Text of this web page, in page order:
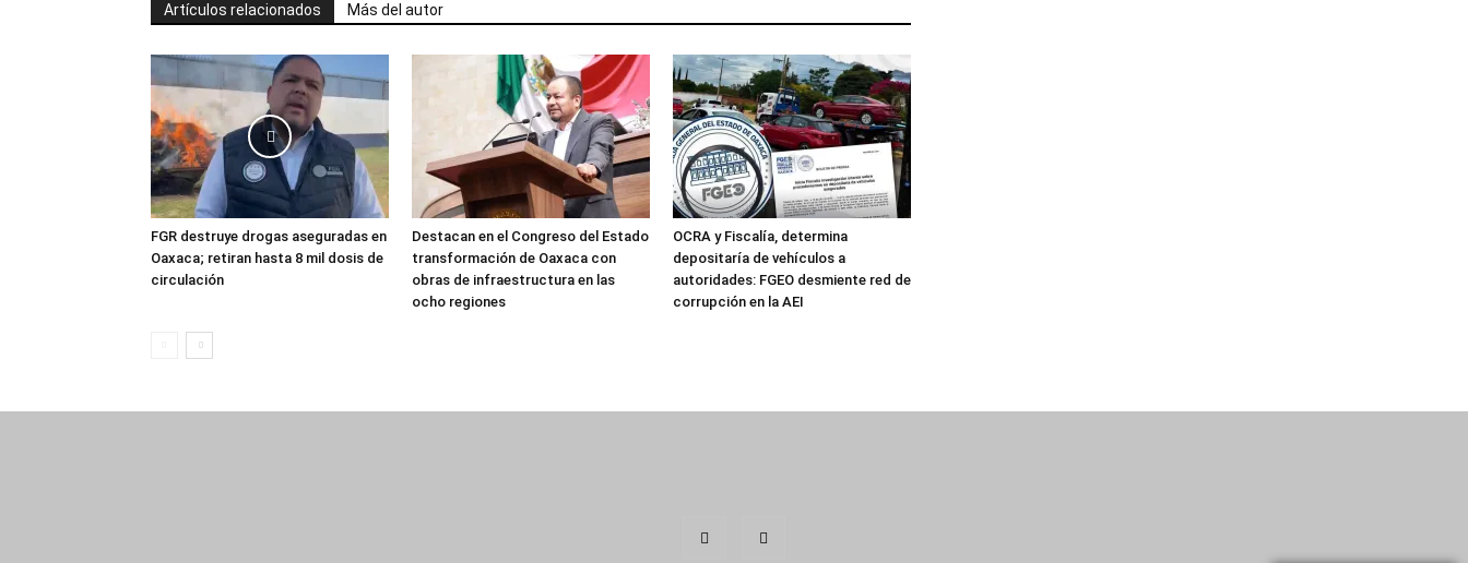
Artículos relacionados Más del autor
FGR destruye drogas aseguradas en
Oaxaca; retiran hasta 8 mil dosis de
circulación
Destacan en el Congreso del Estado
transformación de Oaxaca con
obras de infraestructura en las
ocho regiones
OCRA y Fiscalía, determina
depositaría de vehículos a
autoridades: FGEO desmiente red de
corrupción en la AEI